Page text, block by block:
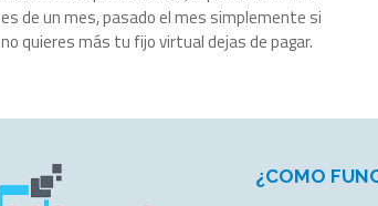
es de un mes, pasado el mes simplemente si
no quieres más tu fijo virtual dejas de pagar.
¿COMO